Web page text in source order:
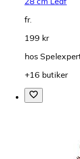
fr.
199 kr
hos
+16 butiker